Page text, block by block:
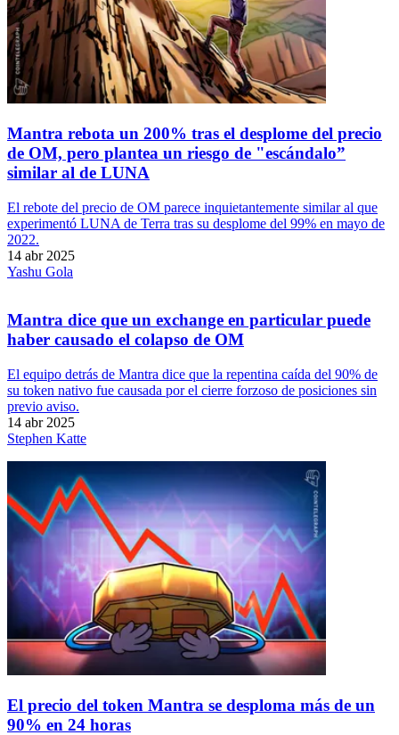
Mantra rebota un 200% tras el desplome del precio
de OM, pero plantea un riesgo de "escándalo”
similar al de LUNA
El rebote del precio de OM parece inquietantemente similar al que
experimentó LUNA de Terra tras su desplome del 99% en mayo de
2022.
14 abr 2025
Yashu Gola
Mantra dice que un exchange en particular puede
haber causado el colapso de OM
El equipo detrás de Mantra dice que la repentina caída del 90% de
su token nativo fue causada por el cierre forzoso de posiciones sin
previo aviso.
14 abr 2025
Stephen Katte
El precio del token Mantra se desploma más de un
90% en 24 horas